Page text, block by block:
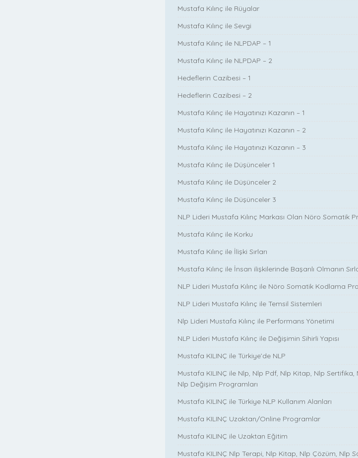
Mustafa Kılınç ile Rüyalar
Mustafa Kılınç ile Sevgi
Mustafa Kılınç ile NLPDAP – 1
Mustafa Kılınç ile NLPDAP – 2
Hedeflerin Cazibesi – 1
Hedeflerin Cazibesi – 2
Mustafa Kılınç ile Hayatınızı Kazanın – 1
Mustafa Kılınç ile Hayatınızı Kazanın – 2
Mustafa Kılınç ile Hayatınızı Kazanın – 3
Mustafa Kılınç ile Düşünceler 1
Mustafa Kılınç ile Düşünceler 2
Mustafa Kılınç ile Düşünceler 3
NLP Lideri Mustafa Kılınç Markası Olan Nöro Somatik
Mustafa Kılınç ile Korku
Mustafa Kılınç ile İlişki Sırları
Mustafa Kılınç ile İnsan ilişkilerinde Başarılı Olmanın
NLP Lideri Mustafa Kılınç ile Nöro Somatik Kodlama
NLP Lideri Mustafa Kılınç ile Temsil Sistemleri
Nlp Lideri Mustafa Kılınç ile Performans Yönetimi
NLP Lideri Mustafa Kılınç ile Değişimin Sihirli Yapısı
Mustafa KILINÇ ile Türkiye’de NLP
Mustafa KILINÇ ile Nlp, Nlp Pdf, Nlp Kitap, Nlp Sertifika,
Nlp Değişim Programları
Mustafa KILINÇ ile Türkiye NLP Kullanım Alanları
Mustafa KILINÇ Uzaktan/Online Programlar
Mustafa KILINÇ ile Uzaktan Eğitim
Mustafa KILINÇ Nlp Terapi, Nlp Kitap, Nlp Çözüm, Nlp